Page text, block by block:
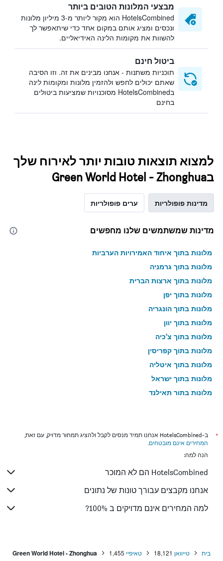
מבצעי המלונות הטובים ביותר
HotelsCombined הוא מקור ליותר מ-3 מיליון מלונות
ונכסים ומציג אותם במקום אחד כדי שיתאפשר לך
להשוות את מקומות הלינה האידיאליים.
ביטול חינם
תוכניות משתנות - אנחנו מבינים את זה. וזו הסיבה
שאתם יכולים לחפש ולהזמין מלונות ומקומות לינה
בHotelsCombined מסוכנויות שמציעות ביטולים
בחינם
למצוא תוצאות טובות יותר לאירוח שלך
בGreen World Hotel - Zhonghua
מדינות פופולריות ערים פופולריות
מדינות שמשתמשים שלנו מחפשים
מלונות בתוך איחוד האמירויות הערביות
מלונות בתוך גרמניה
מלונות בתוך ארצות הברית
מלונות בתוך יפן
מלונות בתוך הונגריה
מלונות בתוך יוון
מלונות בתוך צ'כיה
מלונות בתוך קפריסין
מלונות בתוך איטליה
מלונות בתוך ישראל
מלונות בתוך תאילנד
*
ב-HotelsCombined אנחנו תמיד מנסים לקבל ולהציג תמחור מדויק, עם זאת,
המחירים אינם מובטחים.
הנה למה:
HotelsCombined הם לא המוכר
אנחנו מקבצים עבורך טונות של נתונים
למה המחירים אינם מדויקים ב 100%?
בית טייוואן 18,121 טאיפיי 1,455
Green World Hotel - Zhonghua